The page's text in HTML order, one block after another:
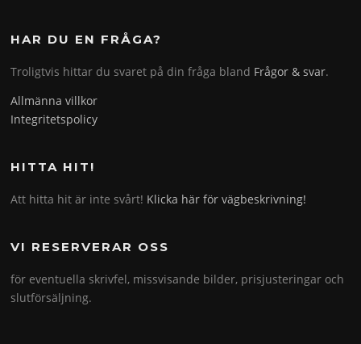
HAR DU EN FRÅGA?
Troligtvis hittar du svaret på din fråga bland Frågor & svar.
Allmänna villkor
Integritetspolicy
HITTA HIT!
Att hitta hit är inte svårt! Klicka här för vägbeskrivning!
VI RESERVERAR OSS
för eventuella skrivfel, missvisande bilder, prisjusteringar och
slutförsäljning.